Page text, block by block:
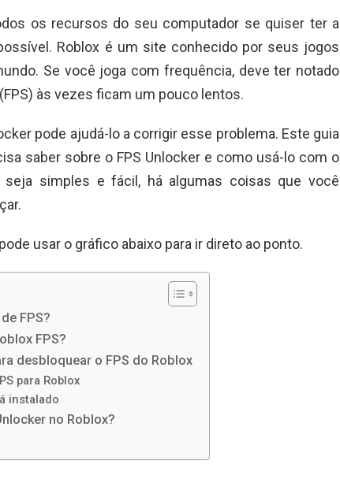
os recursos do seu computador se quiser ter a
Roblox é um site conhecido por seus jogos
Se você joga com frequência, deve ter notado
às vezes ficam um pouco lentos.
pode ajudá-lo a corrigir esse problema. Este guia
saber sobre o FPS Unlocker e como usá-lo com o
seja simples e fácil, há algumas coisas que você
usar o gráfico abaixo para ir direto ao ponto.
FPS?
FPS?
desbloquear o FPS do Roblox
para Roblox
instalado
no Roblox?